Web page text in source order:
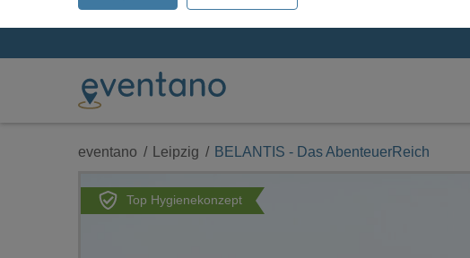
eventano Leipzig BELANTIS - Das AbenteuerReich
Top Hygienekonzept